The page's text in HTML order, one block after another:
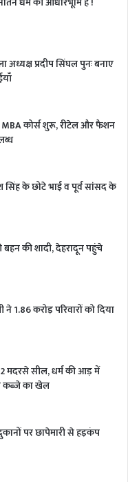
अध्यक्ष प्रदीप सिंघल पुनः बनाए
कोर्स शुरू, रीटेल और फैशन
के छोटे भाई व पूर्व सांसद के
की शादी, देहरादून पहुंचे
1.86 करोड़ परिवारों को दिया
मदरसे सील, धर्म की आड़ में
कब्जे का खेल
पर छापेमारी से हड़कंप